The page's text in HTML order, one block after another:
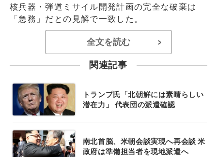
核兵器・弾道ミサイル開発計画の完全な破棄は
「急務」だとの見解で一致した。
全文を読む >
関連記事
トランプ氏「北朝鮮には素晴らしい
潜在力」 代表団の派遣確認
南北首脳、米朝会談実現へ再会談 米
政府は準備担当者を現地派遣へ